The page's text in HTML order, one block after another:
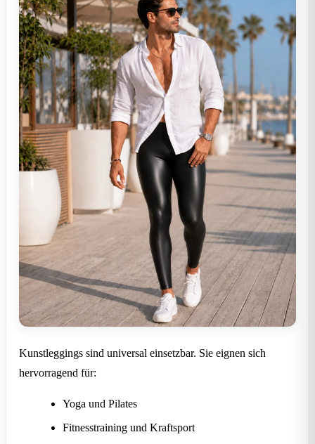
Kunstleggings sind universal einsetzbar. Sie eignen sich
hervorragend für:
Yoga und Pilates
Fitnesstraining und Kraftsport